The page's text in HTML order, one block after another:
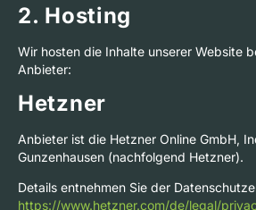
2. Hosting
Wir hosten die Inhalte unserer Website
Anbieter:
Hetzner
Anbieter ist die Hetzner Online GmbH,
Gunzenhausen (nachfolgend Hetzner).
Details entnehmen Sie der
https://www.hetzner.com/de/legal/